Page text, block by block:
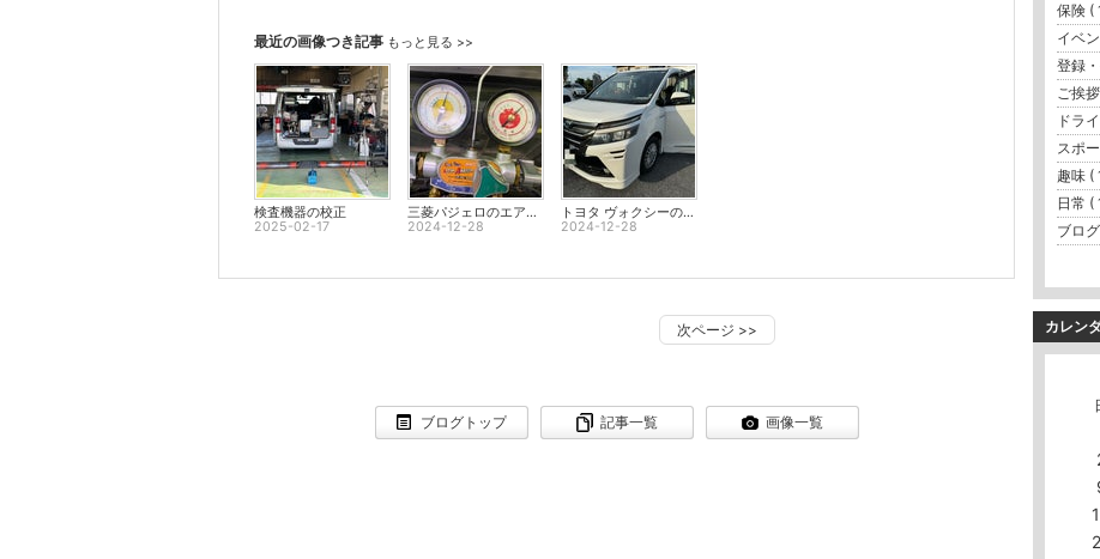
最近の画像つき記事 もっと見る >>
検査機器の校正
2025-02-17
三菱パジェロのエアコン修理
2024-12-28
トヨタ ヴォクシーのハイブリッドバッテリー交換
2024-12-28
次ページ >>
ブログトップ 記事一覧 画像一覧
保険 (
イベ
登録
ご挨
ドラ
スポ
趣味 (
日常 (
ブロ
カレン